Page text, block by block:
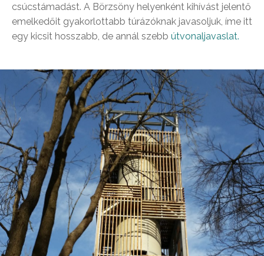
csúcstámadást. A Börzsöny helyenként kihívást jelentő
emelkedőit gyakorlottabb túrázóknak javasoljuk, íme itt
egy kicsit hosszabb, de annál szebb útvonaljavaslat.